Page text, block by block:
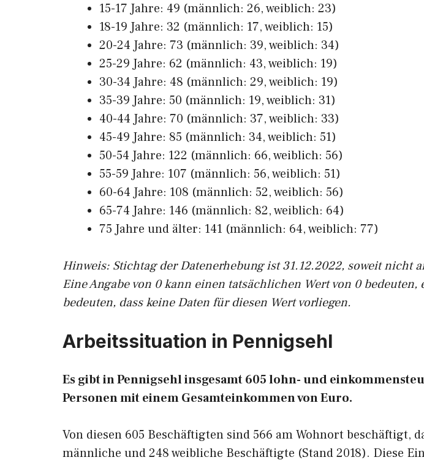
15-17 Jahre: 49 (männlich: 26, weiblich: 23)
18-19 Jahre: 32 (männlich: 17, weiblich: 15)
20-24 Jahre: 73 (männlich: 39, weiblich: 34)
25-29 Jahre: 62 (männlich: 43, weiblich: 19)
30-34 Jahre: 48 (männlich: 29, weiblich: 19)
35-39 Jahre: 50 (männlich: 19, weiblich: 31)
40-44 Jahre: 70 (männlich: 37, weiblich: 33)
45-49 Jahre: 85 (männlich: 34, weiblich: 51)
50-54 Jahre: 122 (männlich: 66, weiblich: 56)
55-59 Jahre: 107 (männlich: 56, weiblich: 51)
60-64 Jahre: 108 (männlich: 52, weiblich: 56)
65-74 Jahre: 146 (männlich: 82, weiblich: 64)
75 Jahre und älter: 141 (männlich: 64, weiblich: 77)
Hinweis: Stichtag der Datenerhebung ist 31.12.2022, soweit nicht
Eine Angabe von 0 kann einen tatsächlichen Wert von 0 bedeuten,
bedeuten, dass keine Daten für diesen Wert vorliegen.
Arbeitssituation in Pennigsehl
Es gibt in Pennigsehl insgesamt 605 lohn- und
Personen mit einem Gesamteinkommen von Euro.
Von diesen 605 Beschäftigten sind 566 am Wohnort beschäftigt,
männliche und 248 weibliche Beschäftigte (Stand 2018). Diese